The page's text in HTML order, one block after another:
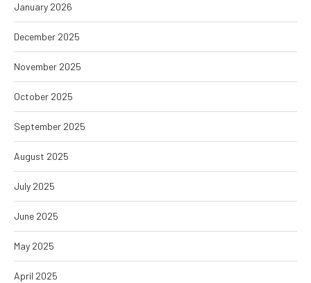
January 2026
December 2025
November 2025
October 2025
September 2025
August 2025
July 2025
June 2025
May 2025
April 2025